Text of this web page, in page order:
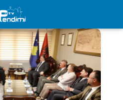
in the database]